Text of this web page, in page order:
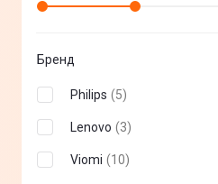
Бренд
Philips (5)
Lenovo (3)
Viomi (10)